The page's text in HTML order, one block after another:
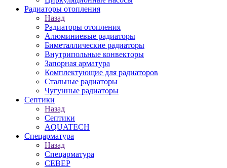
Радиаторы отопления
Назад
Радиаторы отопления
Алюминиевые радиаторы
Биметаллические радиаторы
Внутрипольные конвекторы
Запорная арматура
Комплектующие для радиаторов
Стальные радиаторы
Чугунные радиаторы
Септики
Назад
Септики
AQUATECH
Спецарматура
Назад
Спецарматура
СЕВЕР